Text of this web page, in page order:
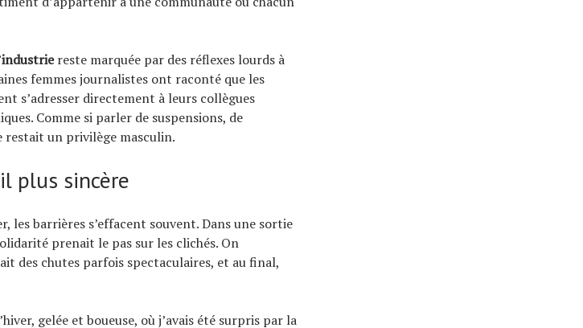
industriereste marquée par des réflexes lourds à
femmes journalistes ont raconté que les
s’adresser directement à leurs collègues
Comme si parler de suspensions, de
restait un privilège masculin.
plus sincère
les barrières s’effacent souvent. Dans une sortie
prenait le pas sur les clichés. On
des chutes parfois spectaculaires, et au final,
gelée et boueuse, où j’avais été surpris par la